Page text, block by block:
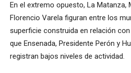
En el extremo opuesto, La Matanza,
Florencio Varela figuran entre los
superficie construida en relación
que Ensenada, Presidente Perón y
registran bajos niveles de actividad.